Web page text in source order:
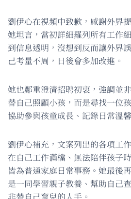
劉伊心在視頻中致歉，感謝外界
她坦言，當初詳細羅列所有工作
到信息透明，沒想到反而讓外界
己考量不周，日後會多加改進。
她也鄭重澄清招聘初衷，強調並
替自己照顧小孩，而是尋找一位
協助參與孩童成長、記錄日常溫
劉伊心補充，文案列出的各項工
在自己工作滿檔、無法陪伴孩子
皆為普通家庭日常事務。她最後
是一同學習親子教養、幫助自己
非替自己育兒的人手。